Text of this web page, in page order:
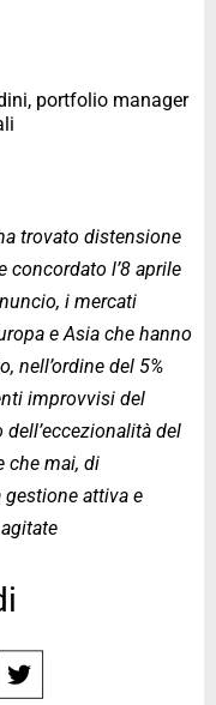
portfolio manager
trovato distensione
concordato l’8 aprile
i mercati
e Asia che hanno
nell’ordine del 5%
improvvisi del
del
che mai, di
gestione attiva e